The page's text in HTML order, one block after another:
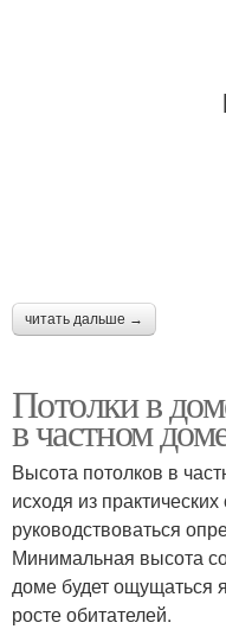
читать дальше →
Потолки в
в частном
Высота потолков в
исходя из
руководствоваться
Минимальная высота
доме будет
росте обитателей.